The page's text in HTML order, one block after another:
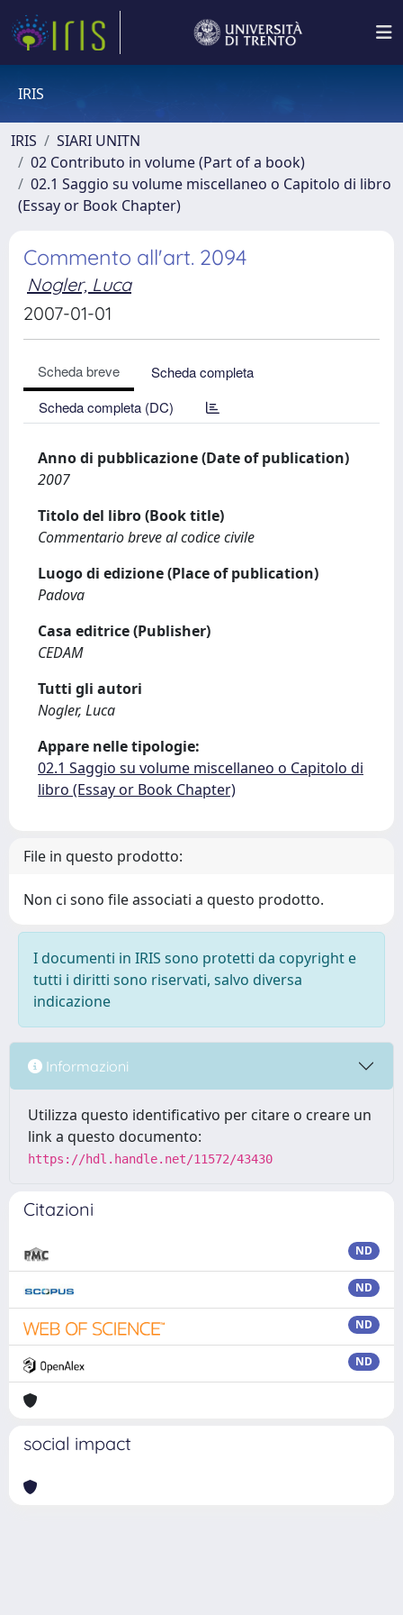
IRIS
IRIS
SIARI UNITN
02 Contributo in volume (Part of a book)
02.1 Saggio su volume miscellaneo o Capitolo di libro
(Essay or Book Chapter)
Commento all'art. 2094
Nogler, Luca
2007-01-01
Scheda breve
Scheda completa
Scheda completa (DC)
Anno di pubblicazione (Date of publication)
2007
Titolo del libro (Book title)
Commentario breve al codice civile
Luogo di edizione (Place of publication)
Padova
Casa editrice (Publisher)
CEDAM
Tutti gli autori
Nogler, Luca
Appare nelle tipologie:
02.1 Saggio su volume miscellaneo o Capitolo di
libro (Essay or Book Chapter)
File in questo prodotto:
Non ci sono file associati a questo prodotto.
I documenti in IRIS sono protetti da copyright e
tutti i diritti sono riservati, salvo diversa
indicazione
Informazioni
Utilizza questo identificativo per citare o creare un
link a questo documento:
https://hdl.handle.net/11572/43430
Citazioni
ND
ND
ND
ND
social impact